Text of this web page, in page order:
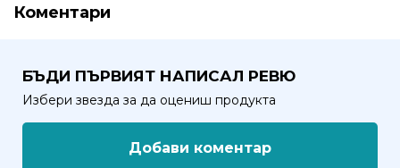
за
Политика
за
Коментари
БЪДИ ПЪРВИЯТ НАПИСАЛ РЕВЮ
Избери звезда за да оцениш продукта
Добави коментар